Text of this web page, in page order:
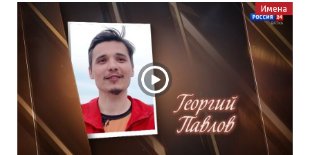
Имена